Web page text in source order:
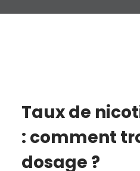
Taux de
: comment
dosage ?